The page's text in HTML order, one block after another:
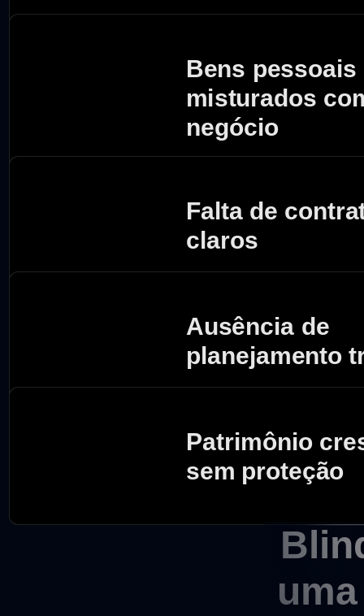
Bens pessoais
misturados
negócio
Falta de
claros
Ausência de
planejamento
Patrimônio
sem proteção